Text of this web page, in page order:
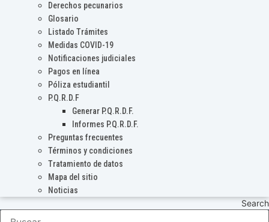
Derechos pecunarios
Glosario
Listado Trámites
Medidas COVID-19
Notificaciones judiciales
Pagos en línea
Póliza estudiantil
P.Q.R.D.F
Generar P.Q.R.D.F.
Informes P.Q.R.D.F.
Preguntas frecuentes
Términos y condiciones
Tratamiento de datos
Mapa del sitio
Noticias
Search